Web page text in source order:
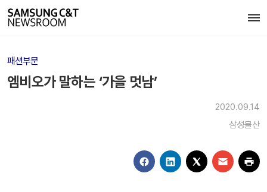
패션부문
엠비오가 말하는 ‘가을 멋남’
2020.09.14
삼성물산